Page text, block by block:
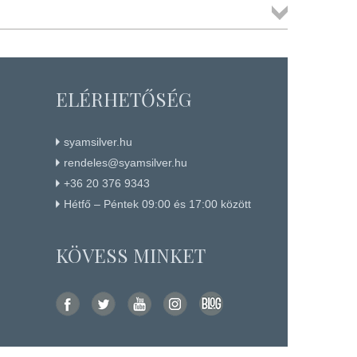
ELÉRHETŐSÉG
syamsilver.hu
rendeles@syamsilver.hu
+36 20 376 9343
Hétfő – Péntek 09:00 és 17:00 között
KÖVESS MINKET